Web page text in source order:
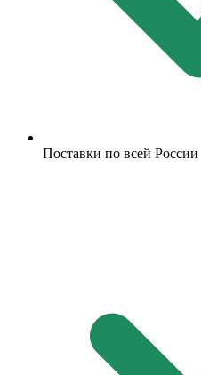
Поставки по всей России